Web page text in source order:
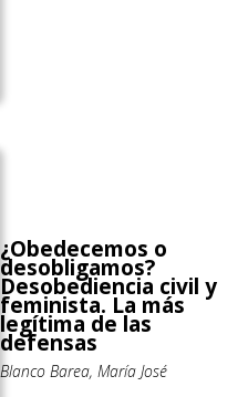
¿Obedecemos o
desobligamos?
Desobediencia civil y
feminista. La más
legítima de las
defensas
Blanco Barea, María José